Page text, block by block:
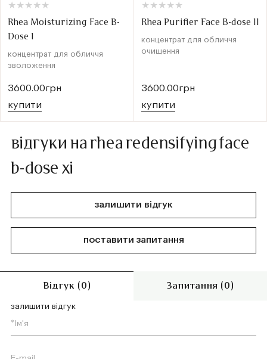
★
★ ★
★ ★
★ ★
★ ★
★
Rhea Moisturizing Face B-
Dose I
концентрат для обличчя
зволоження
3600.00грн
купити
★
★ ★
★ ★
★ ★
★ ★
★
Rhea Purifier Face B-dose II
концентрат для обличчя
очищення
3600.00грн
купити
відгуки на rhea redensifying face
b-dose xi
залишити відгук
поставити запитання
Відгук (0) Запитання (0)
залишити відгук